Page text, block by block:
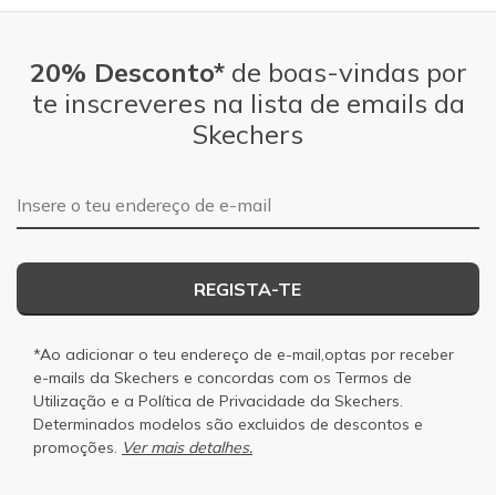
20% Desconto*de boas-vindas por
te inscreveres na lista de emails da
Skechers
Endereço de e-mail
REGISTA-TE
*Ao adicionar o teu endereço de e-mail,optas por receber
e-mails da Skechers e concordas com os Termos de
Utilização e a Política de Privacidade da Skechers.
Determinados modelos são excluidos de descontos e
promoções. Ver mais detalhes.